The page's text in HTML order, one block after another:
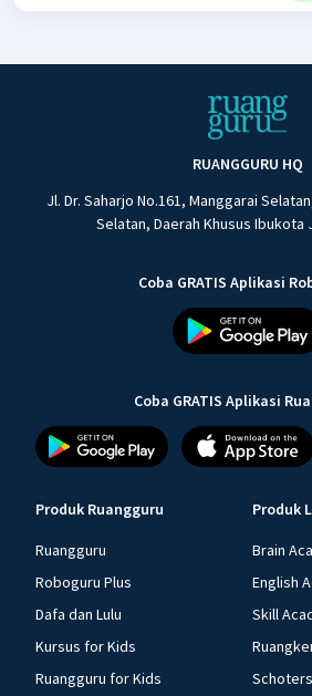
RUANGGURU HQ
Jl. Dr. Saharjo No.161, Manggarai
Selatan, Daerah Khusus Ibukota
Coba GRATIS Aplikasi
Coba GRATIS Aplikasi
Produk Ruangguru
Ruangguru
Roboguru Plus
Dafa dan Lulu
Kursus for Kids
Ruangguru for Kids
Produk
Brain
English
Skill
Schoters